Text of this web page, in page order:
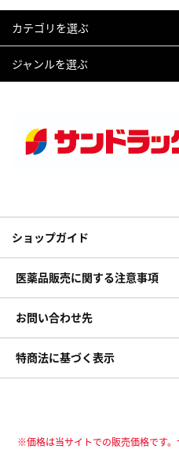
カテゴリを選ぶ
ジャンルを選ぶ
ショップガイド
医薬品販売に関する注意事項
お問い合わせ先
特商法に基づく表示
※価格は当サイトでの販売価格です